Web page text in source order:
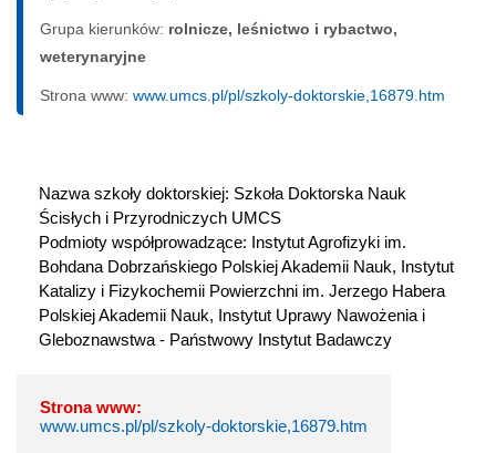
Grupa kierunków: rolnicze, leśnictwo i rybactwo,
weterynaryjne
Strona www: www.umcs.pl/pl/szkoly-doktorskie,16879.htm
Nazwa szkoły doktorskiej: Szkoła Doktorska Nauk
Ścisłych i Przyrodniczych UMCS
Podmioty współprowadzące: Instytut Agrofizyki im.
Bohdana Dobrzańskiego Polskiej Akademii Nauk, Instytut
Katalizy i Fizykochemii Powierzchni im. Jerzego Habera
Polskiej Akademii Nauk, Instytut Uprawy Nawożenia i
Gleboznawstwa - Państwowy Instytut Badawczy
Strona www:
www.umcs.pl/pl/szkoly-doktorskie,16879.htm